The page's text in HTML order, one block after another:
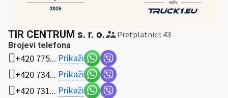
TIR CENTRUM s. r. o. Pretplatnici: 43
Brojevi telefona
+420 775... Prikaži
+420 734... Prikaži
+420 731... Prikaži